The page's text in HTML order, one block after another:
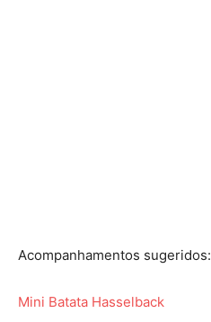
Acompanhamentos sugeridos:
Mini Batata Hasselback